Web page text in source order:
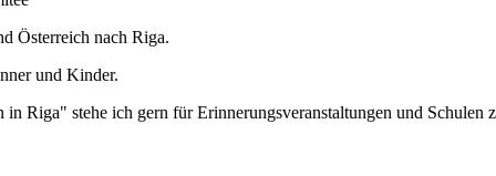
Österreich nach Riga.
und Kinder.
Riga" stehe ich gern für Erinnerungsveranstaltungen und Schulen